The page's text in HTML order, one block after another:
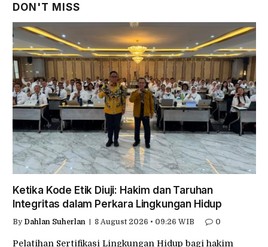
DON'T MISS
Ketika Kode Etik Diuji: Hakim dan Taruhan
Integritas dalam Perkara Lingkungan Hidup
By Dahlan Suherlan 8 August 2026 • 09:26 WIB 0
Pelatihan Sertifikasi Lingkungan Hidup bagi hakim